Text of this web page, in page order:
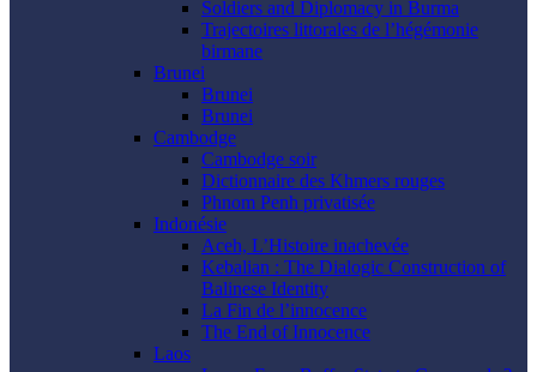
Soldiers and Diplomacy in Burma
Trajectoires littorales de l’hégémonie
birmane
Brunei
Brunei
Brunei
Cambodge
Cambodge soir
Dictionnaire des Khmers rouges
Phnom Penh privatisée
Indonésie
Aceh, L’Histoire inachevée
Kebalian : The Dialogic Construction of
Balinese Identity
La Fin de l’innocence
The End of Innocence
Laos